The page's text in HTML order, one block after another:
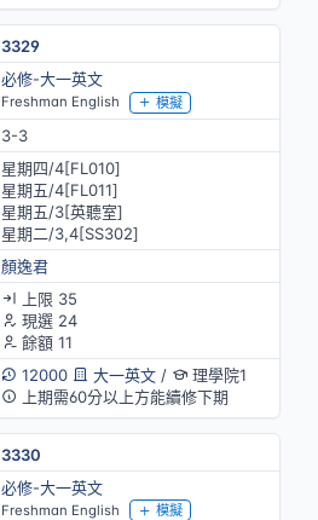
3329
必修-大一英文
Freshman English 模擬
3-3
星期四/4[FL010]
星期五/4[FL011]
星期五/3[英聽室]
星期二/3,4[SS302]
顏逸君
上限 35
現選 24
餘額 11
12000
大一英文/
理學院1
上期需60分以上方能續修下期
3330
必修-大一英文
Freshman English 模擬